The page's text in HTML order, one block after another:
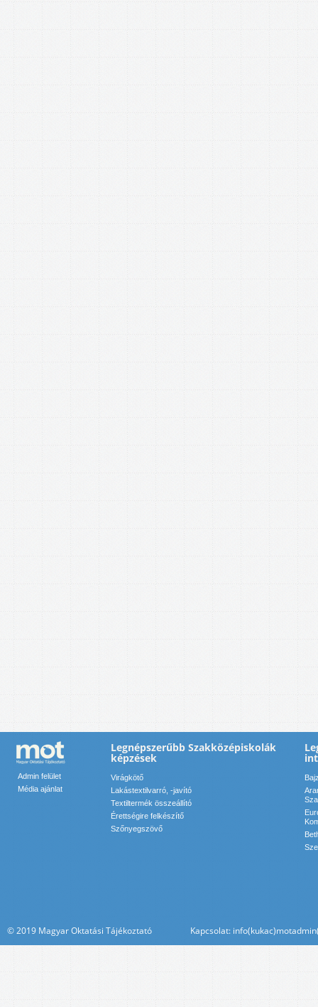
Admin felület
Média ajánlat
Legnépszerűbb Szakközépiskolák
képzések
Virágkötő
Lakástextilvarró, -javító
Textiltermék összeállító
Érettségire felkészítő
Szőnyegszövő
© 2019 Magyar Oktatási Tájékoztató Kapcsolat: